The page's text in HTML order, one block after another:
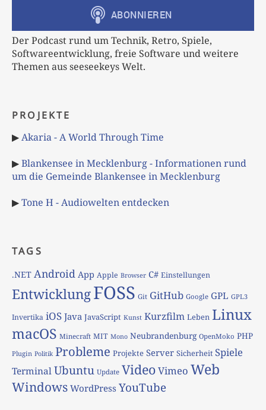
Der Podcast rund um Technik, Retro, Spiele,
Softwareentwicklung, freie Software und weitere
Themen aus seeseekeys Welt.
PROJEKTE
▶Akaria - A World Through Time
▶Blankensee in Mecklenburg - Informationen rund
um die Gemeinde Blankensee in Mecklenburg
▶Tone H - Audiowelten entdecken
TAGS
.NET Android App Apple Browser C# Einstellungen
EntwicklungFOSS Git GitHub Google GPL GPL3
Invertika iOS Java JavaScript Kunst Kurzfilm Leben Linux
macOS Minecraft MIT Mono Neubrandenburg OpenMoko PHP
Plugin Politik Probleme Projekte Server Sicherheit Spiele
TerminalUbuntu Update VideoVimeo Web
Windows WordPress YouTube